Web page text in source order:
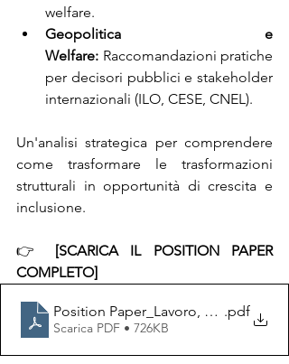
welfare.
Geopolitica e
Welfare: Raccomandazioni pratiche
per decisori pubblici e stakeholder
internazionali (ILO, CESE, CNEL).
Un'analisi strategica per comprendere
come trasformare le trasformazioni
strutturali in opportunità di crescita e
inclusione.
👉 [SCARICA IL POSITION PAPER
COMPLETO]
Position Paper_Lavoro, Transizione
.pdf
Scarica PDF • 726KB